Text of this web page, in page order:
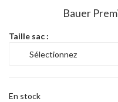
Bauer
Taille sac :
En stock